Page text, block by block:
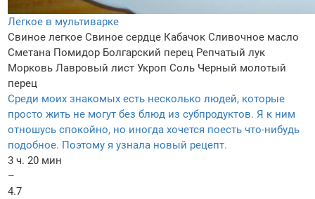
Легкое в мультиварке
Свиное легкое Свиное сердце Кабачок Сливочное масло
Сметана Помидор Болгарский перец Репчатый лук
Морковь Лавровый лист Укроп Соль Черный молотый
перец
Среди моих знакомых есть несколько людей, которые
просто жить не могут без блюд из субпродуктов. Я к ним
отношусь спокойно, но иногда хочется поесть что-нибудь
подобное. Поэтому я узнала новый рецепт.
3 ч. 20 мин
–
4.7